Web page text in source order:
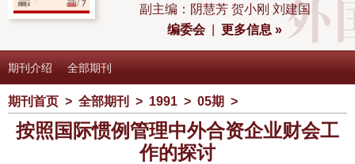
副主编：阴慧芳 贺小刚 刘建国
编委会|更多信息 »
期刊介绍 全部期刊
期刊首页 > 全部期刊 > 1991 > 05期 >
按照国际惯例管理中外合资企业财会工
作的探讨